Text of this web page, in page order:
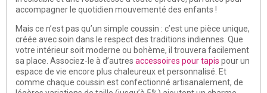
accompagner le quotidien mouvementé des enfants !
Mais ce n’est pas qu’un simple coussin : c’est une pièce unique,
créée avec soin dans le respect des traditions indiennes. Que
votre intérieur soit moderne ou bohème, il trouvera facilement
sa place. Associez-le à d’autres accessoires pour tapis pour un
espace de vie encore plus chaleureux et personnalisé. Et
comme chaque coussin est confectionné artisanalement, de